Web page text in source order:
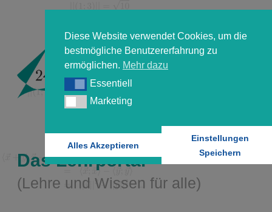
Diese Website verwendet Cookies, um die
bestmögliche Benutzererfahrung zu
ermöglichen. Mehr dazu
EssentiellEssentiell
MarketingMarketing
Alles Akzeptieren
Einstellungen
Speichern
Das Lehrportal
(Lehre und Wissen für alle)